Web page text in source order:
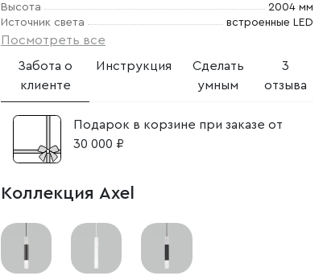
Высота
2004 мм
Источник света
встроенные LED
Посмотреть все
Забота о
клиенте
Инструкция
Сделать
умным
3
отзыва
Подарок в корзине при заказе от
30 000 ₽
Коллекция Axel